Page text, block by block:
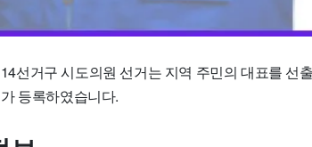
선거구 시도의원 선거는 지역 주민의 대표를 선
등록하였습니다.